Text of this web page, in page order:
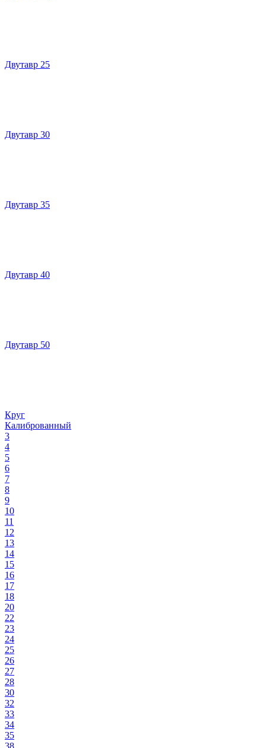
Двутавр 25
Двутавр 30
Двутавр 35
Двутавр 40
Двутавр 50
Круг
Калиброванный
3
4
5
6
7
8
9
10
11
12
13
14
15
16
17
18
20
22
23
24
25
26
27
28
30
32
33
34
35
38